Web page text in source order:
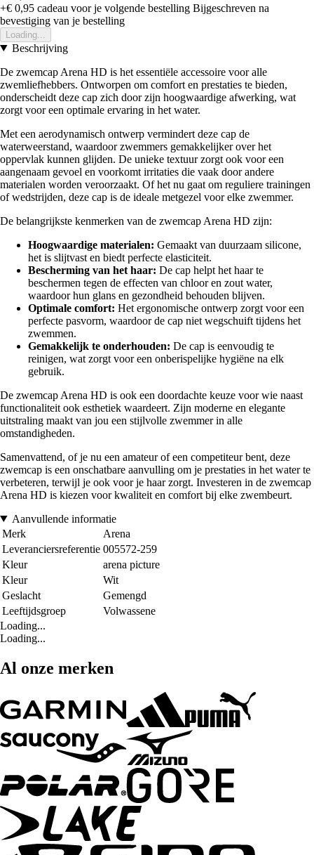
+€ 0,95 cadeau voor je volgende bestelling Bijgeschreven na
bevestiging van je bestelling
Loading...
Beschrijving
De zwemcap Arena HD is het essentiële accessoire voor alle
zwemliefhebbers. Ontworpen om comfort en prestaties te bieden,
onderscheidt deze cap zich door zijn hoogwaardige afwerking, wat
zorgt voor een optimale ervaring in het water.
Met een aerodynamisch ontwerp vermindert deze cap de
waterweerstand, waardoor zwemmers gemakkelijker over het
oppervlak kunnen glijden. De unieke textuur zorgt ook voor een
aangenaam gevoel en voorkomt irritaties die vaak door andere
materialen worden veroorzaakt. Of het nu gaat om reguliere trainingen
of wedstrijden, deze cap is de ideale metgezel voor elke zwemmer.
De belangrijkste kenmerken van de zwemcap Arena HD zijn:
Hoogwaardige materialen: Gemaakt van duurzaam silicone,
het is slijtvast en biedt perfecte elasticiteit.
Bescherming van het haar: De cap helpt het haar te
beschermen tegen de effecten van chloor en zout water,
waardoor hun glans en gezondheid behouden blijven.
Optimale comfort: Het ergonomische ontwerp zorgt voor een
perfecte pasvorm, waardoor de cap niet wegschuift tijdens het
zwemmen.
Gemakkelijk te onderhouden: De cap is eenvoudig te
reinigen, wat zorgt voor een onberispelijke hygiëne na elk
gebruik.
De zwemcap Arena HD is ook een doordachte keuze voor wie naast
functionaliteit ook esthetiek waardeert. Zijn moderne en elegante
uitstraling maakt van jou een stijlvolle zwemmer in alle
omstandigheden.
Samenvattend, of je nu een amateur of een competiteur bent, deze
zwemcap is een onschatbare aanvulling om je prestaties in het water te
verbeteren, terwijl je ook voor je haar zorgt. Investeren in de zwemcap
Arena HD is kiezen voor kwaliteit en comfort bij elke zwembeurt.
Aanvullende informatie
Merk
Arena
Leveranciersreferentie 005572-259
Kleur
arena picture
Kleur
Wit
Geslacht
Gemengd
Leeftijdsgroep
Volwassene
Loading...
Loading...
Al onze merken